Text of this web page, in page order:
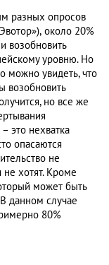
разных опросов
около 20%
возобновить
уровню. Но
можно увидеть, что
возобновить
но все же
это нехватка
опасаются
не
не хотят. Кроме
может быть
данном случае
80%